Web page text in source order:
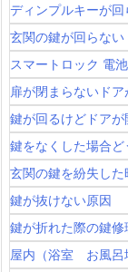
ディンプルキーが回
玄関の鍵が回らな
スマートロック 電
扉が閉まらないドア
鍵が回るけどドアが
鍵をなくした場合
玄関の鍵を紛失し
鍵が抜けない原因
鍵が折れた際の鍵
屋内（浴室 お風